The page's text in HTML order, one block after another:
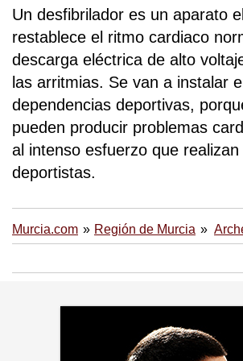
Un desfibrilador es un aparato
restablece el ritmo cardiaco
descarga eléctrica de alto
las arritmias. Se van a instalar
dependencias deportivas,
pueden producir problemas
al intenso esfuerzo que realizan
deportistas.
Murcia.com Región de Murcia